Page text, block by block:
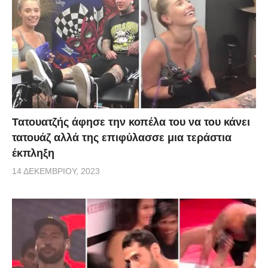
Τατουατζής άφησε την κοπέλα του να του κάνει
τατουάζ αλλά της επιφύλασσε μια τεράστια
έκπληξη
14 ΔΕΚΕΜΒΡΊΟΥ, 2023